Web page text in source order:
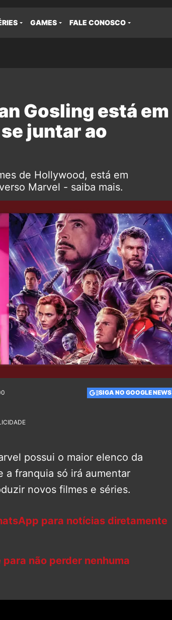
GAMES FALE CONOSCO
Gosling está em
juntar ao
de Hollywood, está em
Marvel - saiba mais.
SIGA NO GOOGLE NEWS
possui o maior elenco da
a franquia só irá aumentar
novos filmes e séries.
para notícias diretamente
não perder nenhuma